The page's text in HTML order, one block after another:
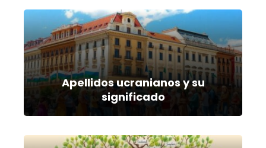
Apellidos ucranianos y su
significado